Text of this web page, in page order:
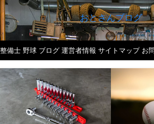
おとさんブログ
整備士 野球 ブログ 運営者情報 サイトマップ お